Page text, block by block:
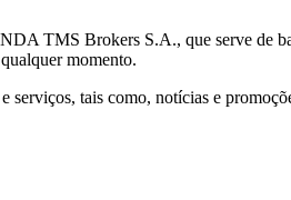
TMS Brokers S.A., que serve de
momento.
tais como, notícias e